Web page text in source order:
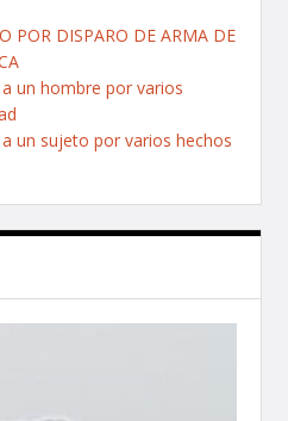
POR DISPARO DE ARMA DE
un hombre por varios
un sujeto por varios hechos